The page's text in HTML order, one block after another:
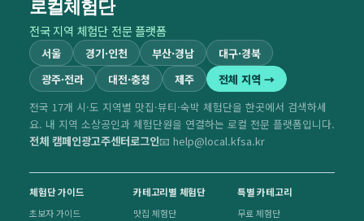
로컬체험단
전국 지역 체험단 전문 플랫폼
서울 경기·인천 부산·경남
대구·경북
광주·전라
대전·충청 제주
전체 지역 →
전국 17개 시·도 지역별 맛집·뷰티·숙박 체험단을 한곳에서 검색하세
요. 내 지역 소상공인과 체험단원을 연결하는 로컬 전문 플랫폼입니다.
전체 캠페인광고주센터로그인📧 help@local.kfsa.kr
체험단 가이드
초보자 가이드
카테고리별 체험단
맛집 체험단
특별 카테고리
무료 체험단